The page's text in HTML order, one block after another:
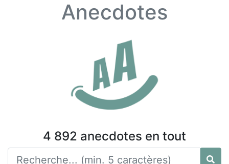
Anecdotes
4 892 anecdotes en tout